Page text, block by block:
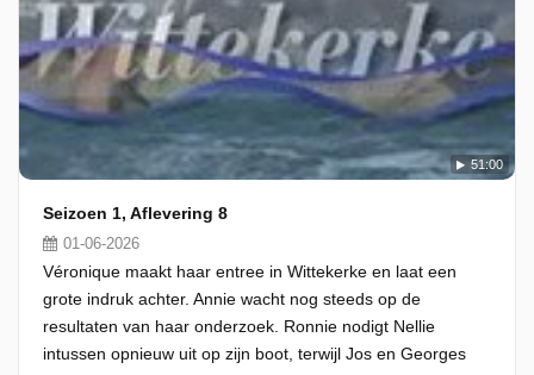
51:00
Seizoen 1, Aflevering 8
01-06-2026
Véronique maakt haar entree in Wittekerke en laat een
grote indruk achter. Annie wacht nog steeds op de
resultaten van haar onderzoek. Ronnie nodigt Nellie
intussen opnieuw uit op zijn boot, terwijl Jos en Georges